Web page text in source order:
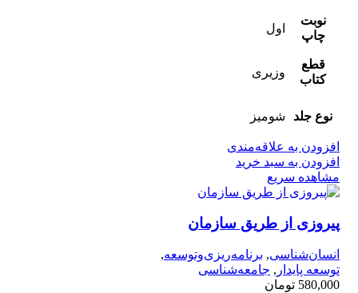
نوبت
چاپ
اول
قطع
کتاب
وزیری
نوع جلد شومیز
افزودن به علاقه‌مندی
افزودن به سبد خرید
مشاهده سریع
پیروزی از طریق سازمان
انسان‌شناسی, برنامه‌ریزی‌وتوسعه,
توسعه پایدار , جامعه‌شناسی
580,000 تومان